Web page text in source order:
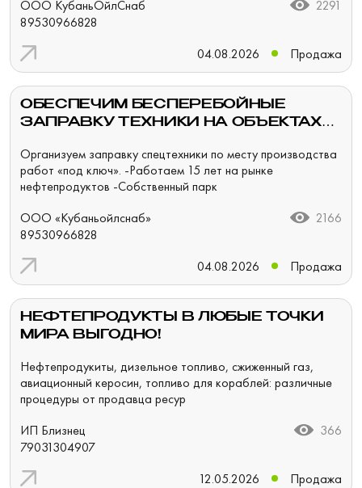
ООО КубаньОйлСнаб
89530966828
2291
04.08.2026 Продажа
ОБЕСПЕЧИМ БЕСПЕРЕБОЙНЫЕ
ЗАПРАВКУ ТЕХНИКИ НА ОБЪЕКТАХ
Организуем заправку спецтехники по месту производства
работ «под ключ». -Работаем 15 лет на рынке
нефтепродуктов -Собственный парк
ООО «Кубаньойлснаб»
89530966828
2166
04.08.2026 Продажа
НЕФТЕПРОДУКТЫ В ЛЮБЫЕ ТОЧКИ
МИРА ВЫГОДНО!
Нефтепродукиты, дизельное топливо, сжиженный газ,
авиационный керосин, топливо для кораблей: различные
процедуры от продавца ресур
ИП Близнец
79031304907
366
12.05.2026 Продажа